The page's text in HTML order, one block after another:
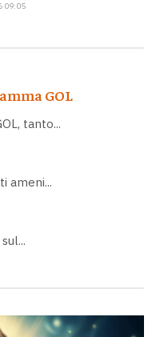
09:05
GOL
tanto...
ameni...